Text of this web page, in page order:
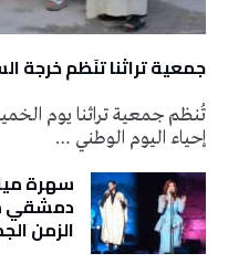
جمعية تراثنا تنَظم خرجة
إحياء اليوم الوطني …
سهرة
دمشقي
الزمن